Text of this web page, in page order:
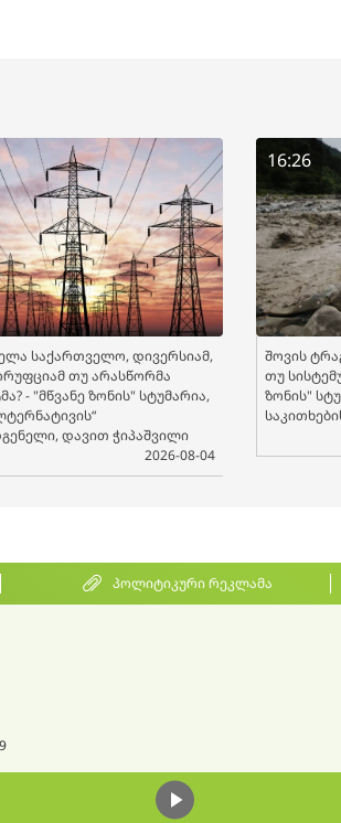
საქართველო, დივერსიამ,
თუ არასწორმა
- "მწვანე ზონის" სტუმარია,
დავით ჭიპაშვილი
2026-08-04
16:26
შოვის
თუ
ზონის"
პოლიტიკური რეკლამა